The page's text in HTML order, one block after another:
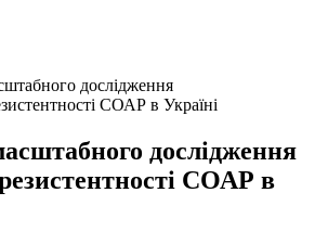
дослідження
СОАР в Україні
дослідження
СОАР в